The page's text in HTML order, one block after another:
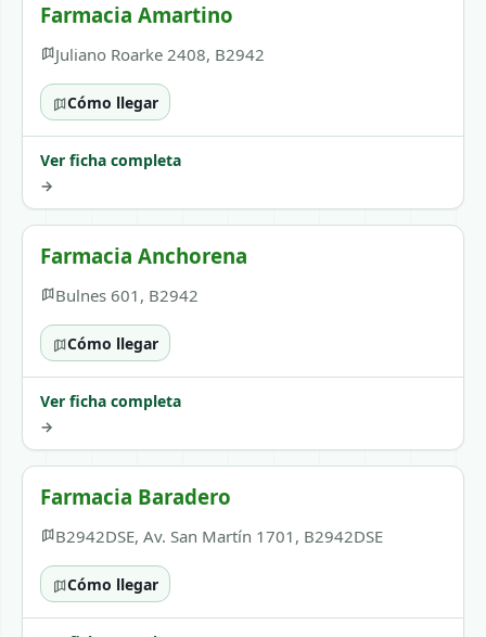
Farmacia Amartino
Juliano Roarke 2408, B2942
Cómo llegar
Ver ficha completa
→
Farmacia Anchorena
Bulnes 601, B2942
Cómo llegar
Ver ficha completa
→
Farmacia Baradero
B2942DSE, Av. San Martín 1701, B2942DSE
Cómo llegar